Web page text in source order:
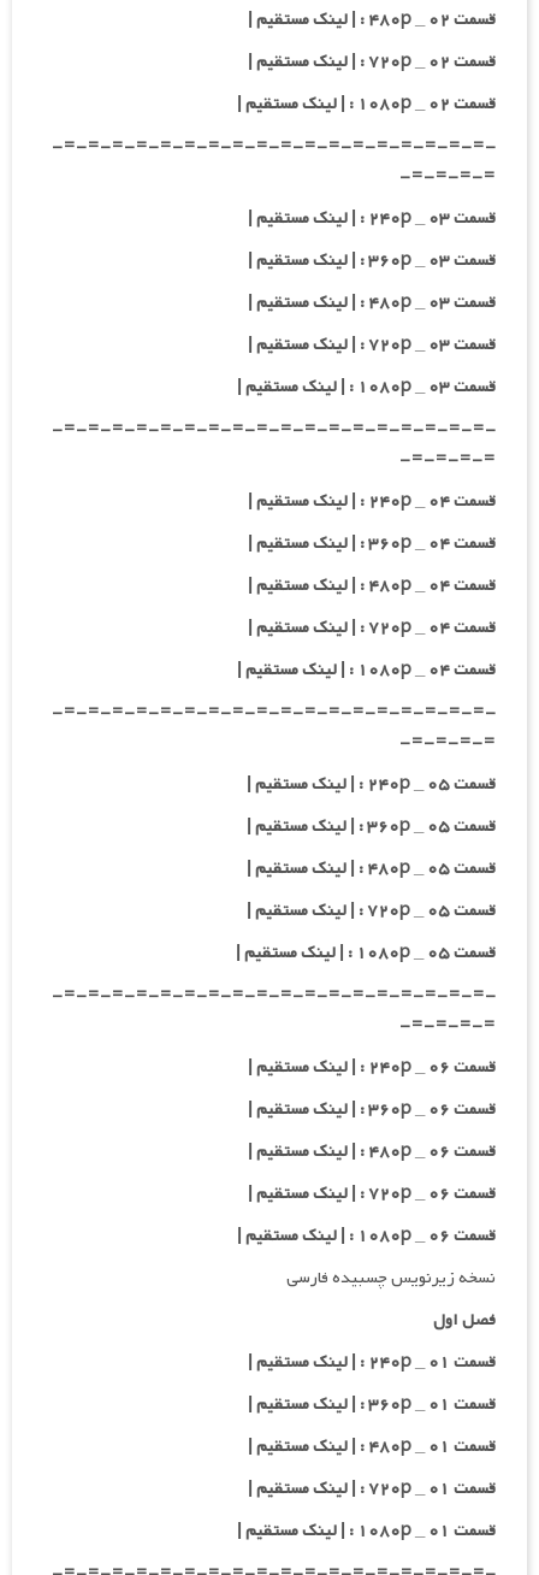
قسمت ۰۲ _ ۴۸۰p : | لینک مستقیم |
قسمت ۰۲ _ ۷۲۰p : | لینک مستقیم |
قسمت ۰۲ _ ۱۰۸۰p : | لینک مستقیم |
-=-=-=-=-=-=-=-=-=-=-=-=-=-=-=-=-=-=-
=-=-=-=-
قسمت ۰۳ _ ۲۴۰p : | لینک مستقیم |
قسمت ۰۳ _ ۳۶۰p : | لینک مستقیم |
قسمت ۰۳ _ ۴۸۰p : | لینک مستقیم |
قسمت ۰۳ _ ۷۲۰p : | لینک مستقیم |
قسمت ۰۳ _ ۱۰۸۰p : | لینک مستقیم |
-=-=-=-=-=-=-=-=-=-=-=-=-=-=-=-=-=-=-
=-=-=-=-
قسمت ۰۴ _ ۲۴۰p : | لینک مستقیم |
قسمت ۰۴ _ ۳۶۰p : | لینک مستقیم |
قسمت ۰۴ _ ۴۸۰p : | لینک مستقیم |
قسمت ۰۴ _ ۷۲۰p : | لینک مستقیم |
قسمت ۰۴ _ ۱۰۸۰p : | لینک مستقیم |
-=-=-=-=-=-=-=-=-=-=-=-=-=-=-=-=-=-=-
=-=-=-=-
قسمت ۰۵ _ ۲۴۰p : | لینک مستقیم |
قسمت ۰۵ _ ۳۶۰p : | لینک مستقیم |
قسمت ۰۵ _ ۴۸۰p : | لینک مستقیم |
قسمت ۰۵ _ ۷۲۰p : | لینک مستقیم |
قسمت ۰۵ _ ۱۰۸۰p : | لینک مستقیم |
-=-=-=-=-=-=-=-=-=-=-=-=-=-=-=-=-=-=-
=-=-=-=-
قسمت ۰۶ _ ۲۴۰p : | لینک مستقیم |
قسمت ۰۶ _ ۳۶۰p : | لینک مستقیم |
قسمت ۰۶ _ ۴۸۰p : | لینک مستقیم |
قسمت ۰۶ _ ۷۲۰p : | لینک مستقیم |
قسمت ۰۶ _ ۱۰۸۰p : | لینک مستقیم |
نسخه زیرنویس چسبیده فارسی
فصل اول
قسمت ۰۱ _ ۲۴۰p : | لینک مستقیم |
قسمت ۰۱ _ ۳۶۰p : | لینک مستقیم |
قسمت ۰۱ _ ۴۸۰p : | لینک مستقیم |
قسمت ۰۱ _ ۷۲۰p : | لینک مستقیم |
قسمت ۰۱ _ ۱۰۸۰p : | لینک مستقیم |